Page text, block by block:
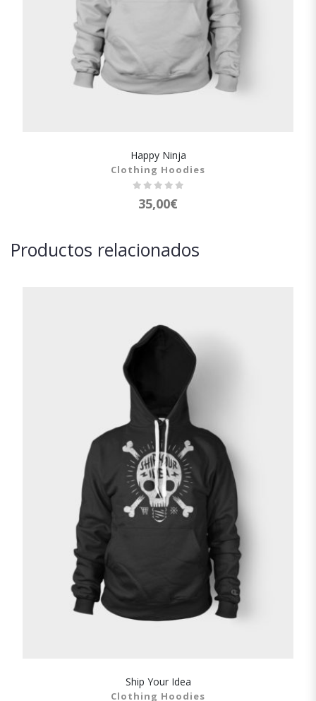
SHOW DETAILS
Happy Ninja
Clothing Hoodies
35,00€
Productos relacionados
SHOW DETAILS
Ship Your Idea
Clothing Hoodies